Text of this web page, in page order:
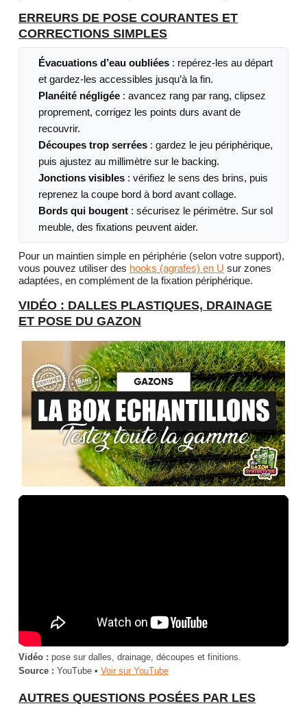
ERREURS DE POSE COURANTES ET
CORRECTIONS SIMPLES
Évacuations d’eau oubliées : repérez-les au départ
et gardez-les accessibles jusqu’à la fin.
Planéité négligée : avancez rang par rang, clipsez
proprement, corrigez les points durs avant de
recouvrir.
Découpes trop serrées : gardez le jeu périphérique,
puis ajustez au millimètre sur le backing.
Jonctions visibles : vérifiez le sens des brins, puis
reprenez la coupe bord à bord avant collage.
Bords qui bougent : sécurisez le périmètre. Sur sol
meuble, des fixations peuvent aider.
Pour un maintien simple en périphérie (selon votre support),
vous pouvez utiliser des hooks (agrafes) en U sur zones
adaptées, en complément de la fixation périphérique.
VIDÉO : DALLES PLASTIQUES, DRAINAGE
ET POSE DU GAZON
Vidéo : pose sur dalles, drainage, découpes et finitions.
Source : YouTube • Voir sur YouTube
AUTRES QUESTIONS POSÉES PAR LES